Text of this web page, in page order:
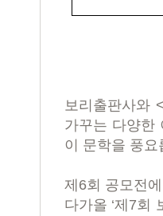
보리출판사와 <
가꾸는 다양한
이 문학을 풍
제 6회 공모전
다가올 ‘제 7회